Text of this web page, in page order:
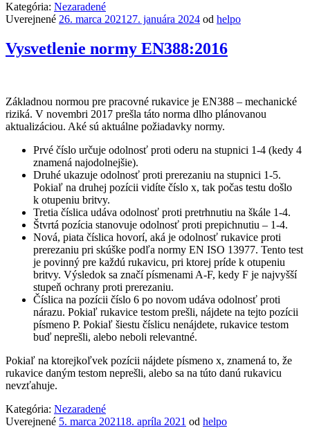
Kategória: Nezaradené
Uverejnené 26. marca 2021 27. januára 2024 od helpo
Vysvetlenie normy EN388:2016
Základnou normou pre pracovné rukavice je EN388 – mechanické
riziká. V novembri 2017 prešla táto norma dlho plánovanou
aktualizáciou. Aké sú aktuálne požiadavky normy.
Prvé číslo určuje odolnosť proti oderu na stupnici 1-4 (kedy 4
znamená najodolnejšie).
Druhé ukazuje odolnosť proti prerezaniu na stupnici 1-5.
Pokiaľ na druhej pozícii vidíte číslo x, tak počas testu došlo
k otupeniu britvy.
Tretia číslica udáva odolnosť proti pretrhnutiu na škále 1-4.
Štvrtá pozícia stanovuje odolnosť proti prepichnutiu – 1-4.
Nová, piata číslica hovorí, aká je odolnosť rukavice proti
prerezaniu pri skúške podľa normy EN ISO 13977. Tento test
je povinný pre každú rukavicu, pri ktorej príde k otupeniu
britvy. Výsledok sa značí písmenami A-F, kedy F je najvyšší
stupeň ochrany proti prerezaniu.
Číslica na pozícii číslo 6 po novom udáva odolnosť proti
nárazu. Pokiaľ rukavice testom prešli, nájdete na tejto pozícii
písmeno P. Pokiaľ šiestu číslicu nenájdete, rukavice testom
buď neprešli, alebo neboli relevantné.
Pokiaľ na ktorejkoľvek pozícii nájdete písmeno x, znamená to, že
rukavice daným testom neprešli, alebo sa na túto danú rukavicu
nevzťahuje.
Kategória: Nezaradené
Uverejnené 5. marca 202118. apríla 2021 od helpo